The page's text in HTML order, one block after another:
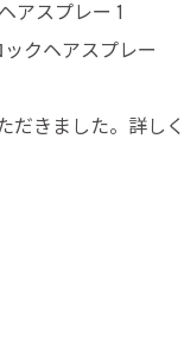
アスプレー 1
ックヘアスプレー
だきました。詳し